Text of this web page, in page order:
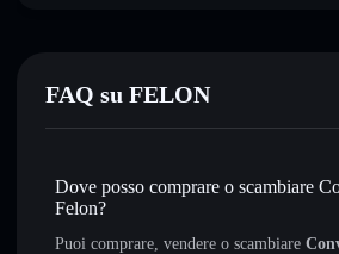
FAQ su FELON
Dove posso comprare o scambiare
Felon?
Puoi comprare, vendere o scambiare